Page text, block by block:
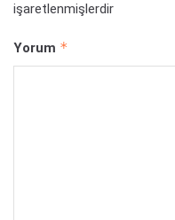
işaretlenmişlerdir
Yorum *